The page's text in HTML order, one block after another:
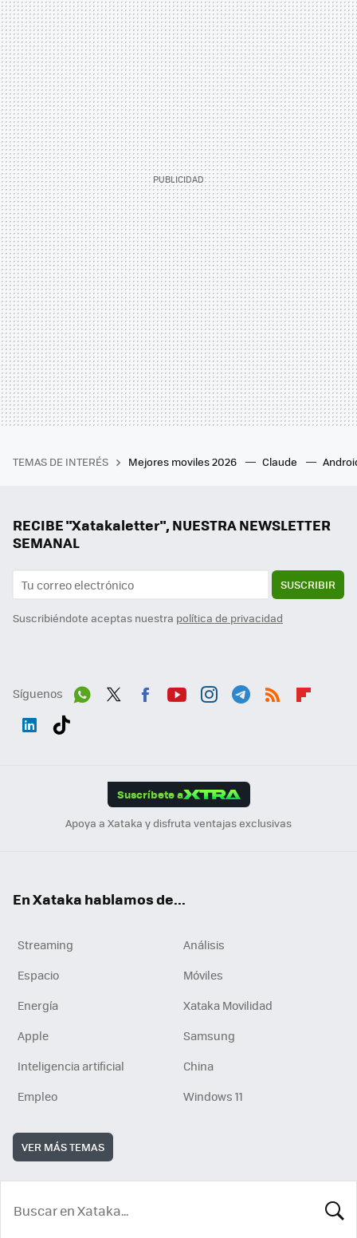
TEMAS DE INTERÉS Mejores moviles 2026 Claude
RECIBE "Xatakaletter", NUESTRA NEWSLETTER
SEMANAL
SUSCRIBIR
Suscribiéndote aceptas nuestra política de privacidad
Síguenos
Suscríbete a
Apoya a Xataka y disfruta ventajas exclusivas
En Xataka hablamos de...
Streaming
Análisis
Espacio
Móviles
Energía
Xataka Movilidad
Apple
Samsung
Inteligencia artificial
China
Empleo
Windows 11
VER MÁS TEMAS